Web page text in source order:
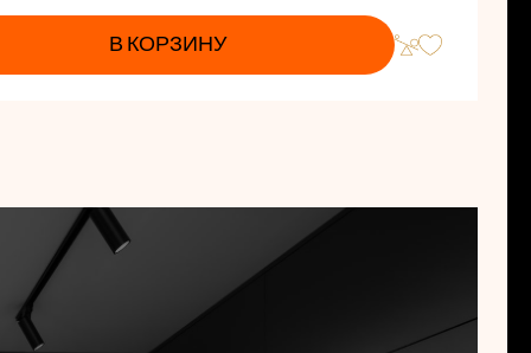
В КОРЗИНУ